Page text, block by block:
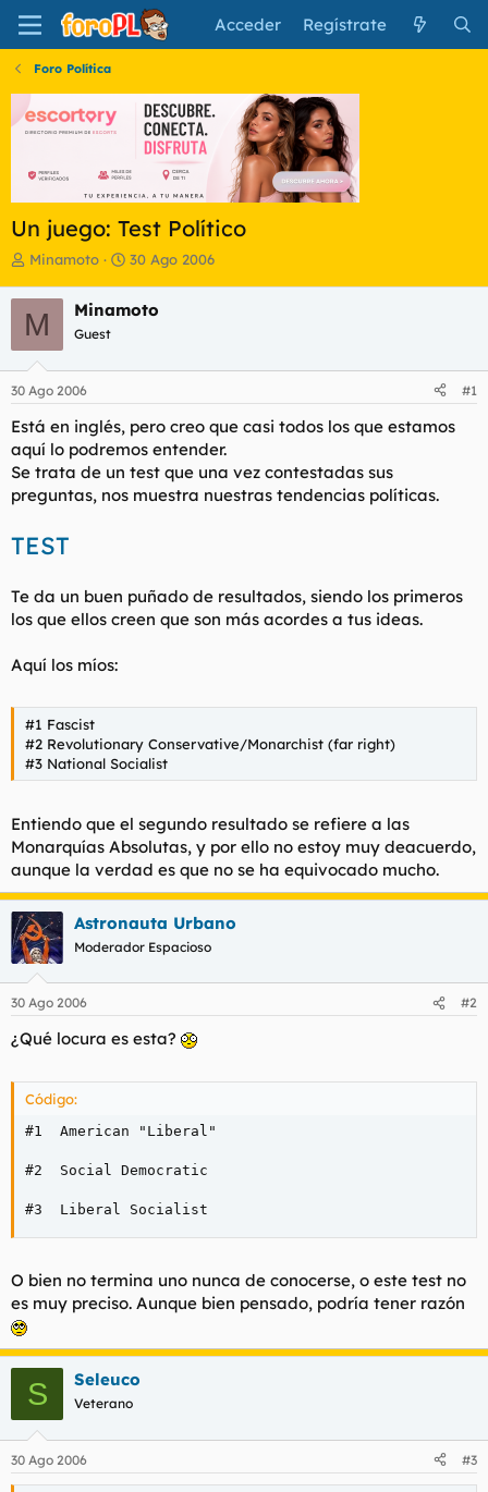
Acceder Regístrate
Foro Política
Un juego: Test Político
I
i
c
i
a
d
o
d
e
l
t
a
Minamoto
F
h
e
i
c
i
o
30 Ago 2006
M Minamoto
Guest
30 Ago 2006 #1
Está en inglés, pero creo que casi todos los que estamos
aquí lo podremos entender.
Se trata de un test que una vez contestadas sus
preguntas, nos muestra nuestras tendencias políticas.
TEST
Te da un buen puñado de resultados, siendo los primeros
los que ellos creen que son más acordes a tus ideas.
Aquí los míos:
#1 Fascist
#2 Revolutionary Conservative/Monarchist (far right)
#3 National Socialist
Entiendo que el segundo resultado se refiere a las
Monarquías Absolutas, y por ello no estoy muy deacuerdo,
aunque la verdad es que no se ha equivocado mucho.
Astronauta Urbano
Moderador Espacioso
30 Ago 2006 #2
¿Qué locura es esta?
Código:
#1	American "Liberal"
#2	Social Democratic
#3	Liberal Socialist
O bien no termina uno nunca de conocerse, o este test no
es muy preciso. Aunque bien pensado, podría tener razón
S Seleuco
Veterano
30 Ago 2006 #3